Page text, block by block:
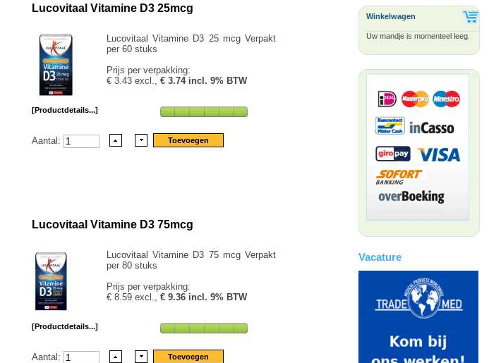
Winkelwagen
Uw mandje is momenteel leeg.
Vacature
Lucovitaal Vitamine D3 25mcg
Lucovitaal Vitamine D3 25 mcg Verpakt
per 60 stuks
Prijs per verpakking:
€ 3.43 excl., € 3.74 incl. 9% BTW
[Productdetails...]
Aantal:
Lucovitaal Vitamine D3 75mcg
Lucovitaal Vitamine D3 75 mcg Verpakt
per 80 stuks
Prijs per verpakking:
€ 8.59 excl., € 9.36 incl. 9% BTW
[Productdetails...]
Aantal: